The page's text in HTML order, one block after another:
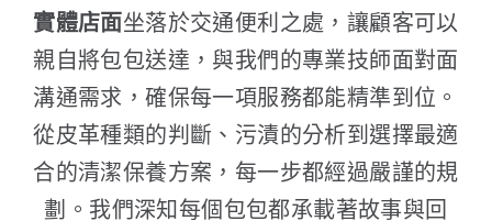
實體店面坐落於交通便利之處，讓顧客可以
親自將包包送達，與我們的專業技師面對面
溝通需求，確保每一項服務都能精準到位。
從皮革種類的判斷、污漬的分析到選擇最適
合的清潔保養方案，每一步都經過嚴謹的規
劃。我們深知每個包包都承載著故事與回